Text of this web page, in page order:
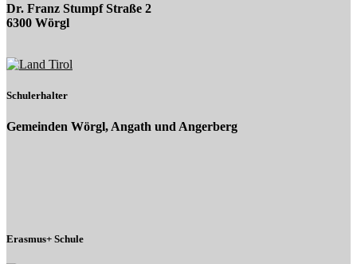
Dr. Franz Stumpf Straße 2
6300 Wörgl
Schulerhalter
Gemeinden Wörgl, Angath und Angerberg
Erasmus+ Schule